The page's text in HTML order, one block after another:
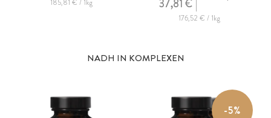
185,81 € / 1kg
37,81 €
176,52 € / 1kg
NADH IN KOMPLEXEN
-5%